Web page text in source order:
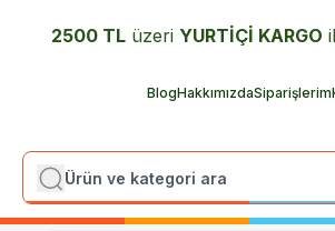
2500 TL üzeri YURTİÇİ KARGO
BlogHakkımızdaSiparişlerim